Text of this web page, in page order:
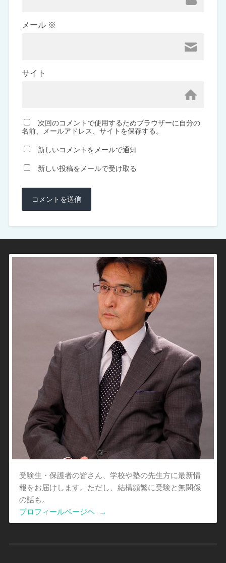
メール ※
サイト
次回のコメントで使用するためブラウザーに自分の
名前、メールアドレス、サイトを保存する。
新しいコメントをメールで通知
新しい投稿をメールで受け取る
受験生・保護者の皆さん、学校や塾の先生方に最新情
報をお届けします。ただし、結構頻繁に受験と無関係
の話も。
プロフィールページヘ
→